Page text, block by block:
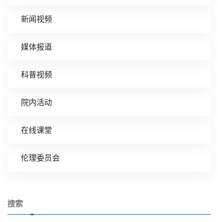
新闻视频
媒体报道
科普视频
院内活动
在线课堂
伦理委员会
搜索